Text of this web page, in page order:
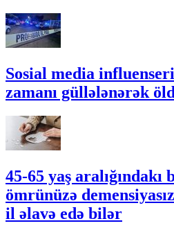
Sosial media
zamanı güllələnərək
45-65 yaş
ömrünüzə
il əlavə edə bilər